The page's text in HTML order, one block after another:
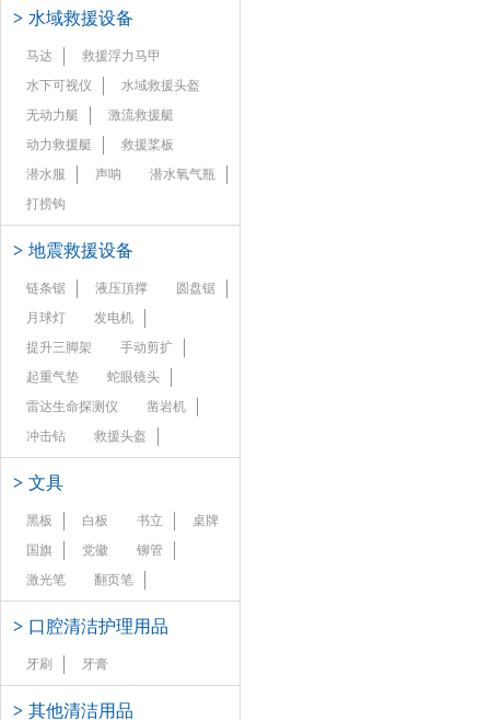
> 水域救援设备
马达
救援浮力马甲
水下可视仪
水域救援头盔
无动力艇
激流救援艇
动力救援艇
救援桨板
潜水服
声呐
潜水氧气瓶
打捞钩
> 地震救援设备
链条锯 液压頂撑
圆盘锯
月球灯
发电机
提升三脚架
手动剪扩
起重气垫
蛇眼镜头
雷达生命探测仪
凿岩机
冲击钻
救援头盔
> 文具
黑板 白板 书立
桌牌
国旗
党徽
铆管
激光笔
翻页笔
> 口腔清洁护理用品
牙刷 牙膏
> 其他清洁用品